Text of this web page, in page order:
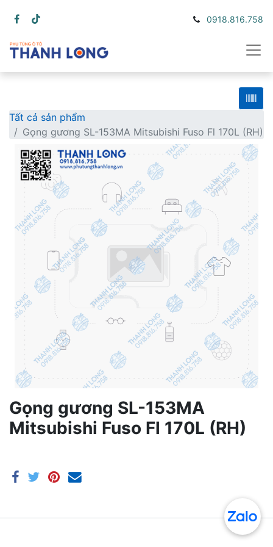
0918.816.758
Tất cả sản phẩm
Gọng gương SL-153MA Mitsubishi Fuso Fl 170L (RH)
Gọng gương SL-153MA
Mitsubishi Fuso Fl 170L (RH)